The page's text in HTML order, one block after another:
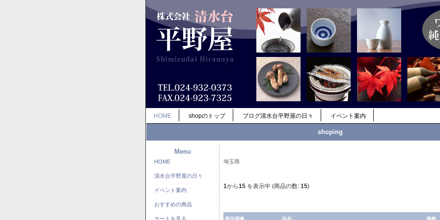
HOME shopのトップ ブログ清水台平野屋の日々 イベント案内
shoping
Menu
HOME
清水台平野屋の日々
イベント案内
おすすめの商品
カートを見る
埼玉県
1から15 を表示中 (商品の数: 15)
商品画像 品名- 価格